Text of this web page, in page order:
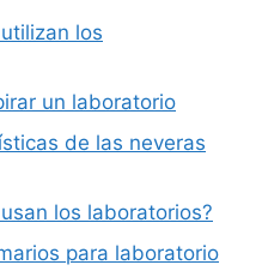
los
un laboratorio
de las neveras
los laboratorios?
para laboratorio